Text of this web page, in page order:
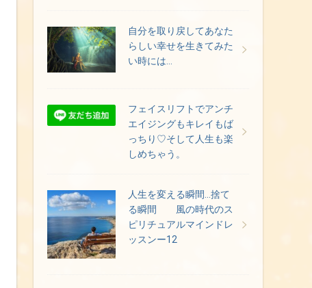
自分を取り戻してあなた
らしい幸せを生きてみた
い時には…
フェイスリフトでアンチ
エイジングもキレイもば
っちり♡そして人生も楽
しめちゃう。
人生を変える瞬間…捨て
る瞬間 風の時代のス
ピリチュアルマインドレ
ッスンー12